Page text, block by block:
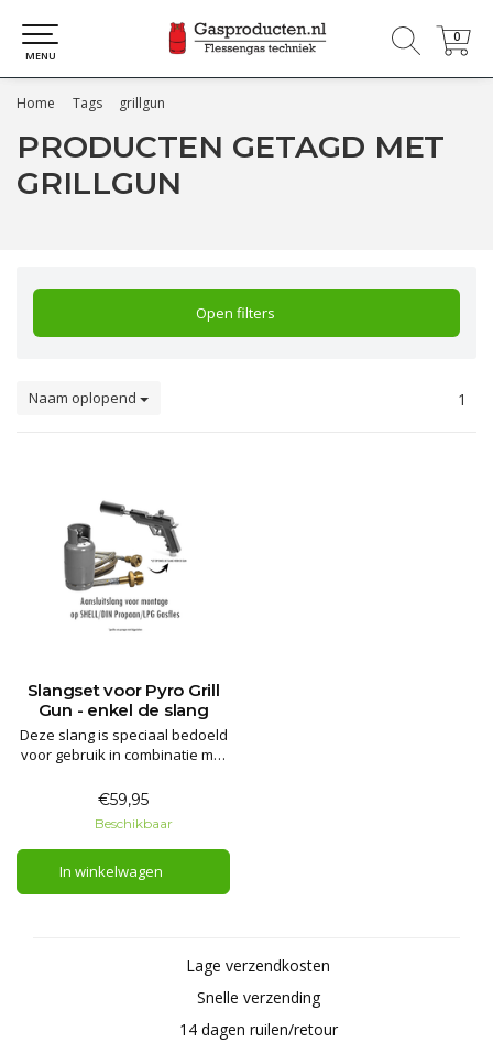
0
0
MENU
Home Tags grillgun
PRODUCTEN GETAGD MET
GRILLGUN
Open filters
Naam oplopend 1
Slangset voor Pyro Grill
Gun - enkel de slang
Deze slang is speciaal bedoeld
voor gebruik in combinatie met
Pyro Grill Gun, maar wil je hem
gebruiken op een grotere
propaanfles in plaats van met
de Bernzomatic
wegwerpflessen? Dan is dit
precies wat je nodig hebt.
€59,95
Beschikbaar
In winkelwagen
Lage verzendkosten
Snelle verzending
14 dagen ruilen/retour